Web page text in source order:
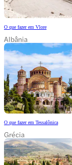
O que fazer em Vlore
Albânia
O que fazer em Tessalônica
Grécia